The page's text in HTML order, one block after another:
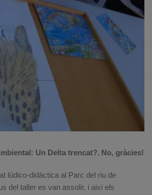
Un Delta trencat?. No, gràcies!
lúdico-didàctica al Parc del riu de
del taller es van assolir, i així els